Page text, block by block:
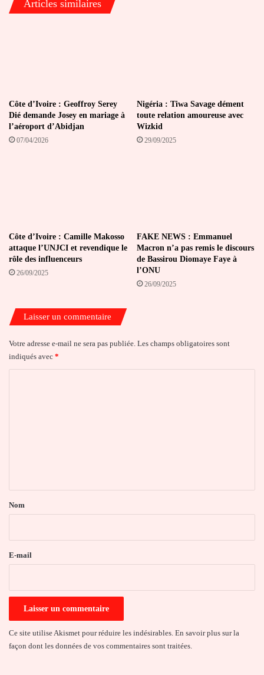
international
Articles similaires
Côte d’Ivoire : Geoffroy Serey
Dié demande Josey en mariage à
l’aéroport d’Abidjan
07/04/2026
Nigéria : Tiwa Savage dément
toute relation amoureuse avec
Wizkid
29/09/2025
Côte d’Ivoire : Camille Makosso
attaque l’UNJCI et revendique le
rôle des influenceurs
26/09/2025
FAKE NEWS : Emmanuel
Macron n’a pas remis le discours
de Bassirou Diomaye Faye à
l’ONU
26/09/2025
Laisser un commentaire
Votre adresse e-mail ne sera pas publiée. Les champs obligatoires sont
indiqués avec *
a
e
Nom
E-mail
Ce site utilise Akismet pour réduire les indésirables. En savoir plus sur la
façon dont les données de vos commentaires sont traitées.